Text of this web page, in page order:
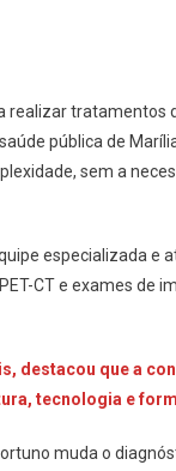
realizar tratamentos
pública de
sem a
especializada e
CT e exames de
destacou que a
tecnologia e
muda o